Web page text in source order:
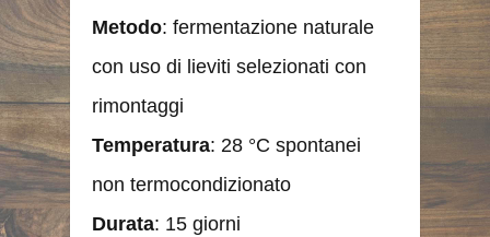
Metodo: fermentazione naturale
con uso di lieviti selezionati con
rimontaggi
Temperatura: 28 °C spontanei
non termocondizionato
Durata: 15 giorni